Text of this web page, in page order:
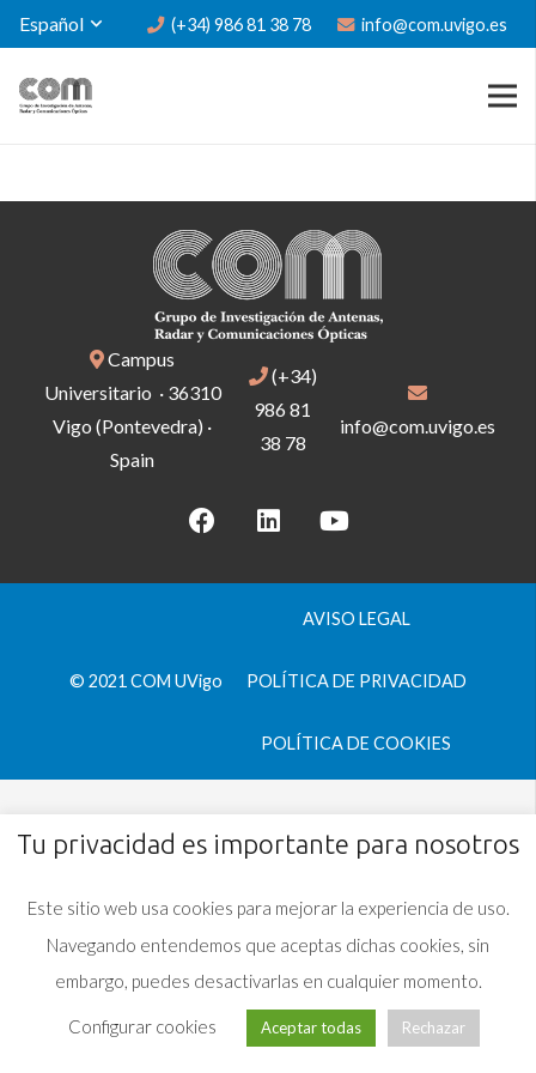
Español (+34) 986 81 38 78 info@com.uvigo.es
Campus
Universitario · 36310
Vigo (Pontevedra) ·
Spain
(+34)
986 81
38 78
info@com.uvigo.es
© 2021 COM UVigo
AVISO LEGAL
POLÍTICA DE PRIVACIDAD
POLÍTICA DE COOKIES
Tu privacidad es importante para nosotros
Este sitio web usa cookies para mejorar la experiencia de uso.
Navegando entendemos que aceptas dichas cookies, sin
embargo, puedes desactivarlas en cualquier momento.
Configurar cookies Aceptar todas Rechazar